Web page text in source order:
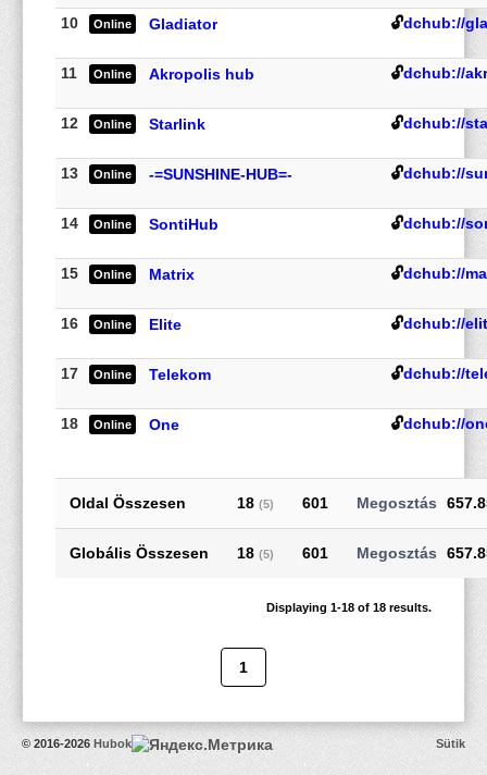
10 Online Gladiator 🔓dchub://
11 Online Akropolis hub 🔓dchub://
12 Online Starlink 🔓dchub://
13 Online -=SUNSHINE-HUB=- 🔓dchub://
14 Online SontiHub 🔓dchub://
15 Online Matrix 🔓dchub://
16 Online Elite 🔓dchub://
17 Online Telekom 🔓dchub://
18 Online One 🔓dchub://
Oldal Összesen 18 (5) 601
Globális Összesen 18 (5) 601
Displaying 1-18 of 18 results.
1
© 2016-2026 Hubok Sütik